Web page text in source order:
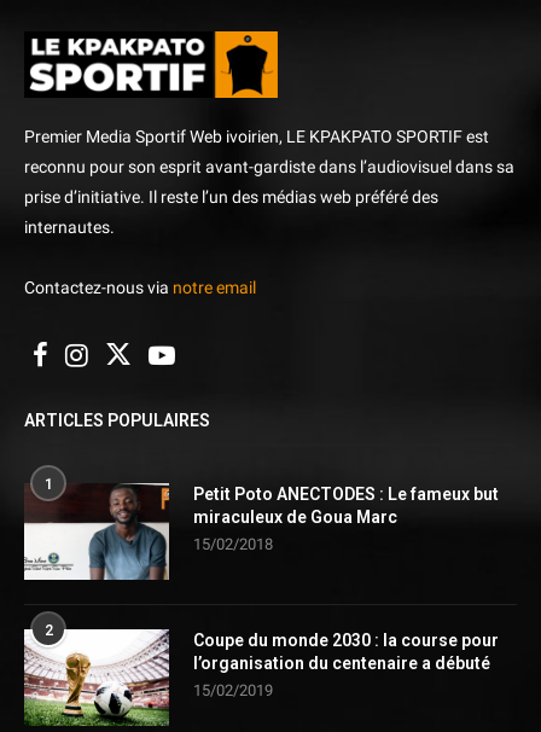
Premier Media Sportif Web ivoirien, LE KPAKPATO SPORTIF est
reconnu pour son esprit avant-gardiste dans l’audiovisuel dans sa
prise d’initiative. Il reste l’un des médias web préféré des
internautes.
Contactez-nous via notre email
ARTICLES POPULAIRES
1
Petit Poto ANECTODES : Le fameux but
miraculeux de Goua Marc
15/02/2018
2
Coupe du monde 2030 : la course pour
l’organisation du centenaire a débuté
15/02/2019